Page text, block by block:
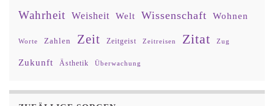
Wahrheit Weisheit Welt Wissenschaft Wohnen
Worte Zahlen Zeit Zeitgeist Zeitreisen Zitat Zug
Zukunft Ästhetik Überwachung